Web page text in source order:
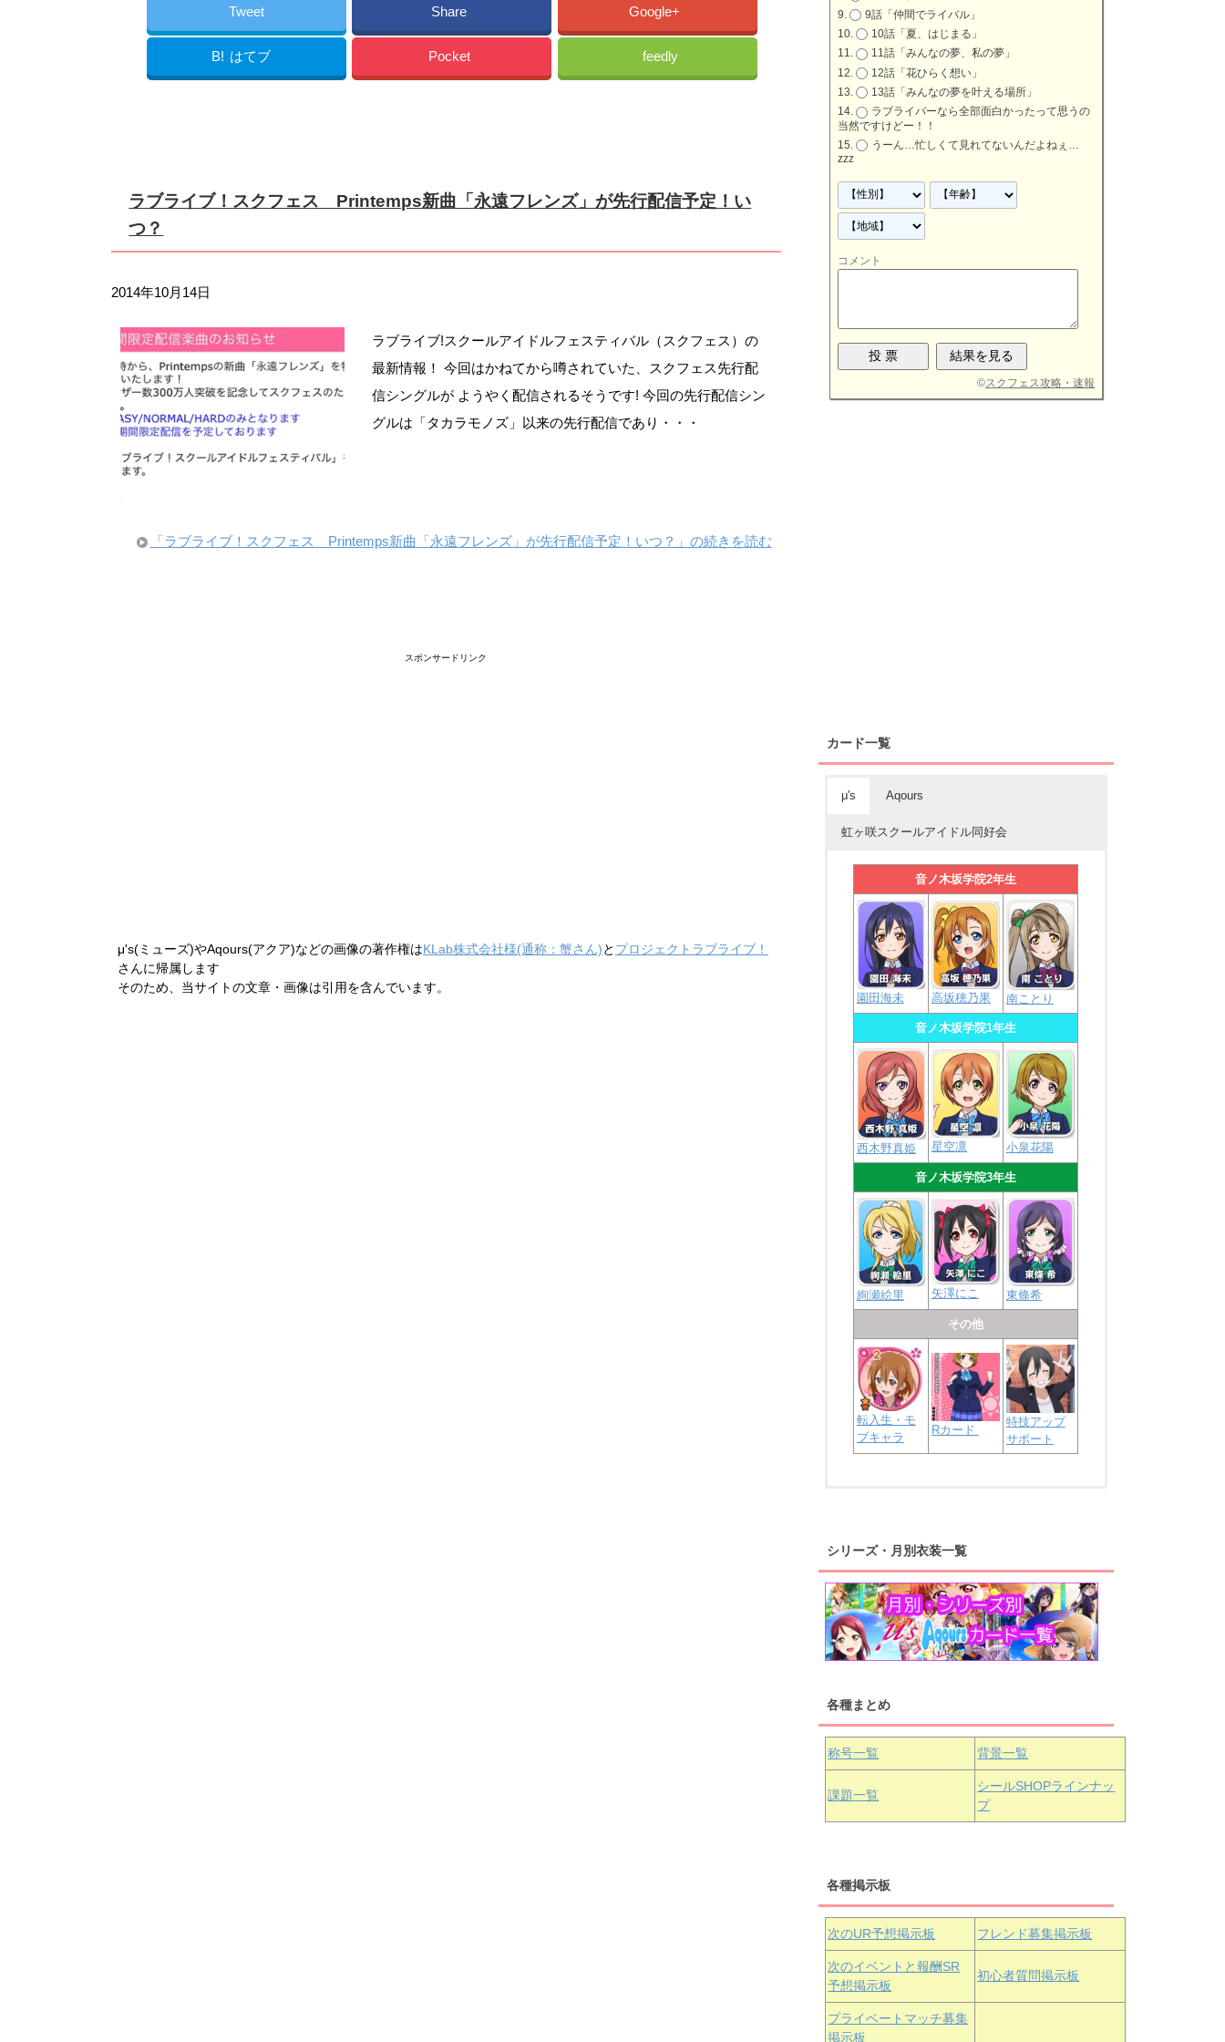
Tweet Share Google+
B! はてブ Pocket feedly
ラブライブ！スクフェス Printemps新曲「永遠フレンズ」が先行配信予定！い
つ？
2014年10月14日
ラブライブ!スクールアイドルフェスティバル（スクフェス）の
最新情報！ 今回はかねてから噂されていた、スクフェス先行配
信シングルが ようやく配信されるそうです! 今回の先行配信シン
グルは「タカラモノズ」以来の先行配信であり・・・
「ラブライブ！スクフェス Printemps新曲「永遠フレンズ」が先行配信予定！いつ？」の続きを読む
スポンサードリンク
μ's(ミューズ)やAqours(アクア)などの画像の著作権はKLab株式会社様(通称：蟹さん)と プロジェクトラブライブ！
さんに帰属します
そのため、当サイトの文章・画像は引用を含んでいます。
9話「仲間でライバル」
10話「夏、はじまる」
11話「みんなの夢、私の夢」
12話「花ひらく想い」
13話「みんなの夢を叶える場所」
ラブライバーなら全部面白かったって思うの
当然ですけどー！！
うーん…忙しくて見れてないんだよねぇ…
zzz
コメント
©スクフェス攻略・速報
カード一覧
μ's Aqours
虹ヶ咲スクールアイドル同好会
音ノ木坂学院2年生
園田海未 高坂穂乃果 南ことり
音ノ木坂学院1年生
西木野真姫 星空凛 小泉花陽
音ノ木坂学院3年生
絢瀬絵里 矢澤にこ 東條希
その他
転入生・モ
ブキャラ
Rカード
特技アップ
サポート
桜内梨子 高海千歌 渡辺曜
浦の星女学院1年生
津島善子 黒澤ルビィ 国木田花丸
浦の星女学院3年生
黒澤ダイヤ
上原歩夢 宮下愛 優木せつ菜
虹ヶ咲学園1年生
中須かすみ 天王寺璃奈 桜坂しずく
近江彼方
エマ・ヴェ
シリーズ・月別衣装一覧
各種まとめ
称号一覧 背景一覧
課題一覧
シールSHOPラインナッ
プ
各種掲示板
次のUR予想掲示板 フレンド募集掲示板
次のイベントと報酬SR
予想掲示板
初心者質問掲示板
プライベートマッチ募集
掲示板